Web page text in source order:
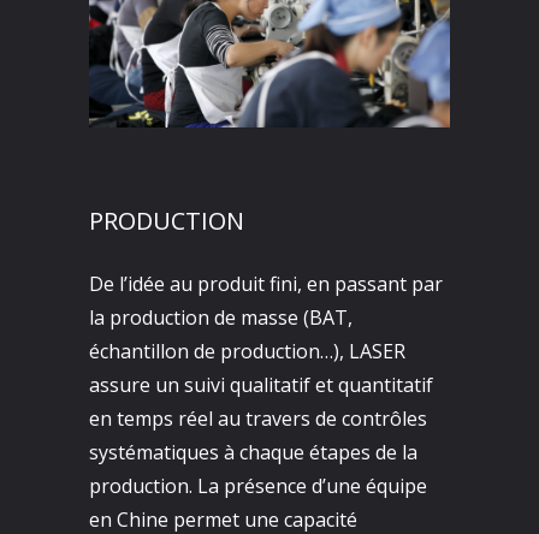
PRODUCTION
De l’idée au produit fini, en passant par
la production de masse (BAT,
échantillon de production…), LASER
assure un suivi qualitatif et quantitatif
en temps réel au travers de contrôles
systématiques à chaque étapes de la
production. La présence d’une équipe
en Chine permet une capacité